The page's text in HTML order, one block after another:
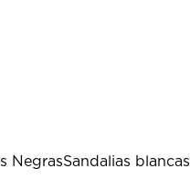
NegrasSandalias blancas